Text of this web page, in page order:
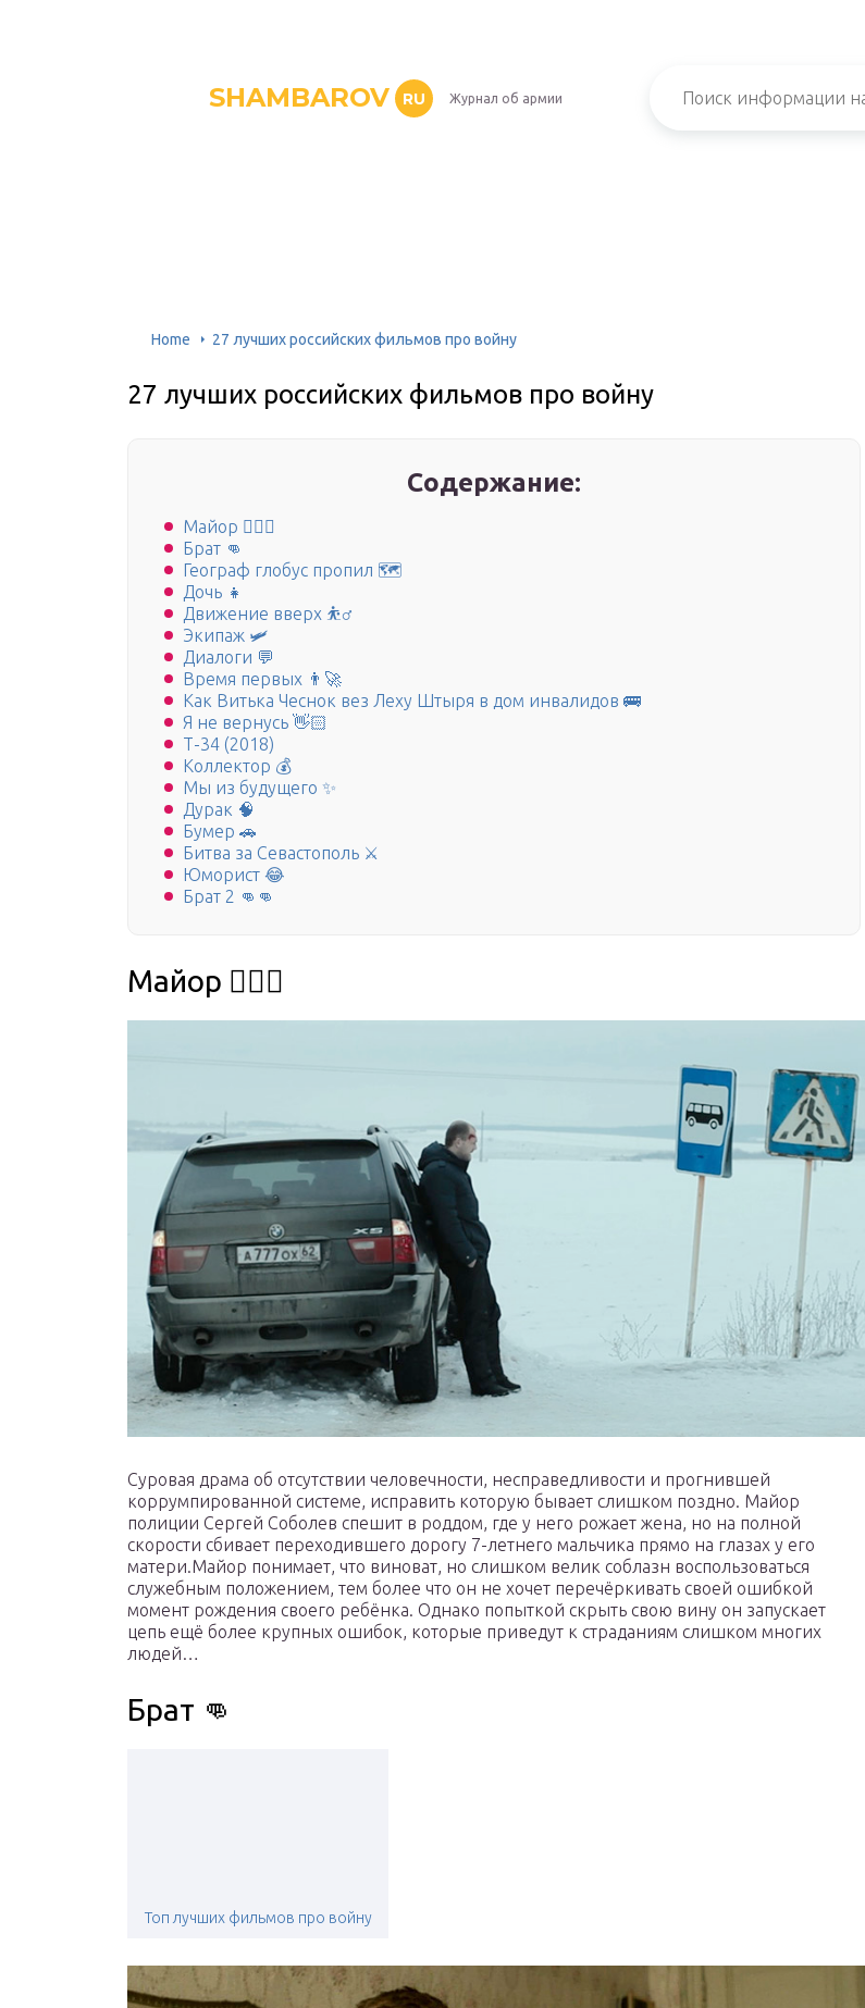
SHAMBAROV RU Журнал об армии
Home 27 лучших российских фильмов про войну
27 лучших российских фильмов про войну
Содержание:
Майор 👮🏻‍♂️
Брат 👊
Географ глобус пропил 🗺
Дочь 👧
Движение вверх ⛹️‍♂️
Экипаж 🛩
Диалоги 💬
Время первых 👨‍🚀
Как Витька Чеснок вез Леху Штыря в дом инвалидов 🚌
Я не вернусь 👋🏻
Т-34 (2018)
Коллектор 💰
Мы из будущего ✨
Дурак 🧠
Бумер 🚗
Битва за Севастополь ⚔️
Юморист 😂
Брат 2 👊👊
Майор 👮🏻‍♂️
Суровая драма об отсутствии человечности, несправедливости и прогнившей
коррумпированной системе, исправить которую бывает слишком поздно. Майор
полиции Сергей Соболев спешит в роддом, где у него рожает жена, но на полной
скорости сбивает переходившего дорогу 7-летнего мальчика прямо на глазах у его
матери.Майор понимает, что виноват, но слишком велик соблазн воспользоваться
служебным положением, тем более что он не хочет перечёркивать своей ошибкой
момент рождения своего ребёнка. Однако попыткой скрыть свою вину он запускает
цепь ещё более крупных ошибок, которые приведут к страданиям слишком многих
людей…
Брат 👊
Топ лучших фильмов про войну